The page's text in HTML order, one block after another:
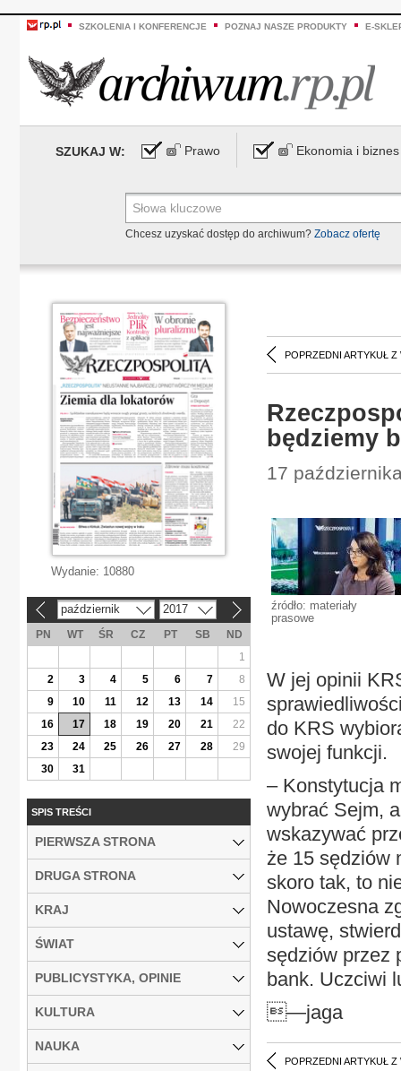
SZKOLENIA I KONFERENCJE POZNAJ NASZE PRODUKTY E-
SZUKAJ W: Prawo Ekonomia i biznes
Chcesz uzyskać dostęp do archiwum? Zobacz ofertę
POPRZEDNI ARTYKUŁ Z
będziemy
17
źródło: materiały
prasowe
W jej opinii
do KRS
swojej funkcji.
– Konstytucja
wybrać Sejm,
wskazywać
że 15 sędziów
skoro tak, to
Nowoczesna
ustawę,
sędziów przez
bank. Uczciwi
—jaga
POPRZEDNI ARTYKUŁ Z
Wydanie: 10880
październik 2017
PN WT ŚR CZ PT SB
ND
1
2
3 4 5 6 7
8
9
10 11 12 13 14
15
16
17 18 19 20 21
22
23
24 25 26 27 28
29
30
31
SPIS TREŚCI
PIERWSZA STRONA
DRUGA STRONA
KRAJ
ŚWIAT
PUBLICYSTYKA, OPINIE
KULTURA
NAUKA